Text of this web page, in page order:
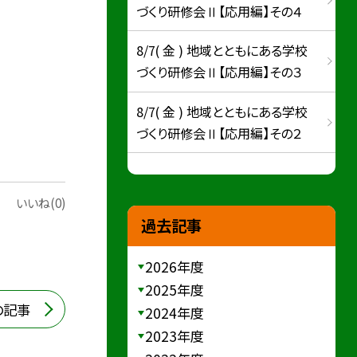
いいね(0)
事
づくり研修会Ⅱ【応用編】その４
8/7( 金 ) 地域とともにある学校
づくり研修会Ⅱ【応用編】その３
8/7( 金 ) 地域とともにある学校
づくり研修会Ⅱ【応用編】その２
過去記事
2026年度
2025年度
2024年度
2023年度